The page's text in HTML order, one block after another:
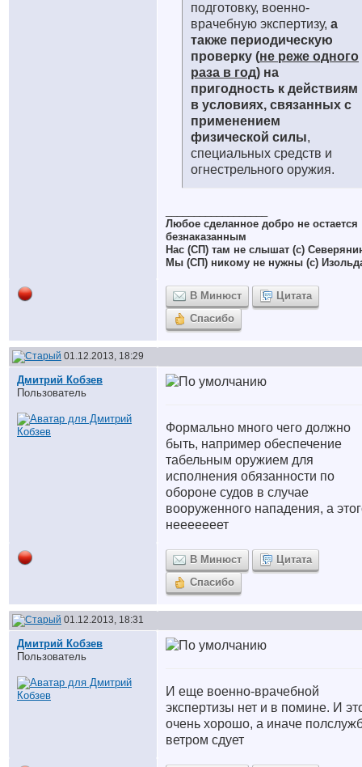
подготовку, военно-
врачебную экспертизу, а
также периодическую
проверку (не реже одного
раза в год) на
пригодность к действиям
в условиях, связанных с
применением
физической силы,
специальных средств и
огнестрельного оружия.
Любое сделанное добро не остается
безнаказанным
Нас (СП) там не слышат (с)
Мы (СП) никому не нужны (с)
В Минюст
Цитата
Спасибо
01.12.2013, 18:29
Дмитрий Кобзев
Пользователь
Формально много чего должно
быть, например обеспечение
табельным оружием для
исполнения обязанности по
обороне судов в случае
вооруженного нападения, а
нееееееет
В Минюст
Цитата
Спасибо
01.12.2013, 18:31
Дмитрий Кобзев
Пользователь
И еще военно-врачебной
экспертизы нет и в помине. И
очень хорошо, а иначе
ветром сдует